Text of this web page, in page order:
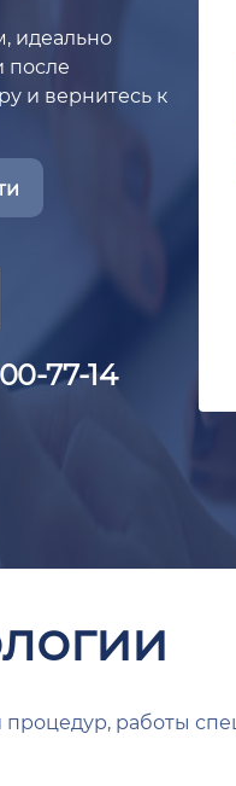
идеально
после
и вернитесь к
77-14
работы